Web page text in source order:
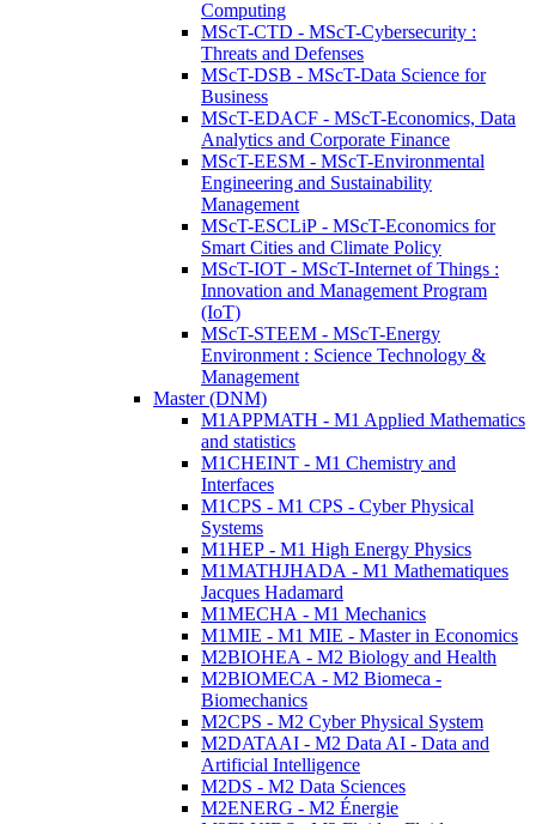
Computing
MScT-CTD - MScT-Cybersecurity :
Threats and Defenses
MScT-DSB - MScT-Data Science for
Business
MScT-EDACF - MScT-Economics, Data
Analytics and Corporate Finance
MScT-EESM - MScT-Environmental
Engineering and Sustainability
Management
MScT-ESCLiP - MScT-Economics for
Smart Cities and Climate Policy
MScT-IOT - MScT-Internet of Things :
Innovation and Management Program
(IoT)
MScT-STEEM - MScT-Energy
Environment : Science Technology &
Management
Master (DNM)
M1APPMATH - M1 Applied Mathematics
and statistics
M1CHEINT - M1 Chemistry and
Interfaces
M1CPS - M1 CPS - Cyber Physical
Systems
M1HEP - M1 High Energy Physics
M1MATHJHADA - M1 Mathematiques
Jacques Hadamard
M1MECHA - M1 Mechanics
M1MIE - M1 MIE - Master in Economics
M2BIOHEA - M2 Biology and Health
M2BIOMECA - M2 Biomeca -
Biomechanics
M2CPS - M2 Cyber Physical System
M2DATAAI - M2 Data AI - Data and
Artificial Intelligence
M2DS - M2 Data Sciences
M2ENERG - M2 Énergie